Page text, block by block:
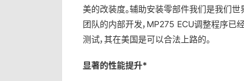
美的改装度。辅助安装零部件我们是我们
团队的内部开发，MP275 ECU调整程序已
测试，其在美国是可以合法上路的。
显著的性能提升*